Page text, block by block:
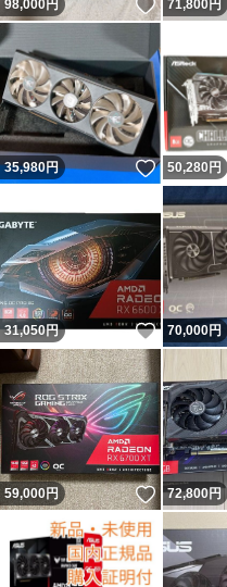
98,000円 いいね！
71,800円
35,980円 いいね！
50,280 円
31,050円 いいね！
70,000円
59,000円 いいね！
72,800円